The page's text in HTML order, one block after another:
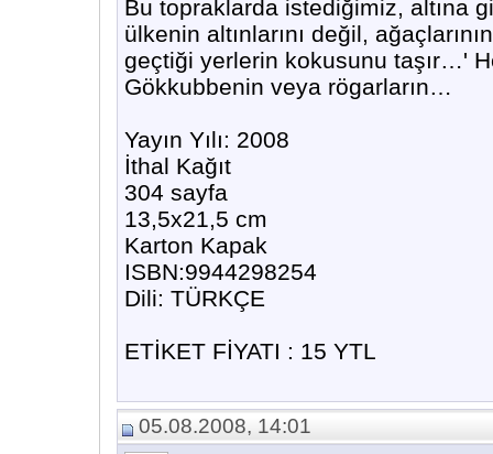
Bu topraklarda istediğimiz, altına
ülkenin altınlarını değil,
geçtiği yerlerin kokusunu taşır…'
Gökkubbenin veya rögarların…
Yayın Yılı: 2008
İthal Kağıt
304 sayfa
13,5x21,5 cm
Karton Kapak
ISBN:9944298254
Dili: TÜRKÇE
ETİKET FİYATI : 15 YTL
05.08.2008, 14:01